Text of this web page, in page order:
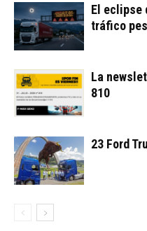
El eclipse
tráfico
La
810
23 Ford